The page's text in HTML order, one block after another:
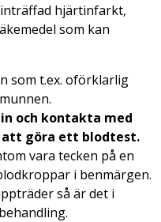
hjärtinfarkt,
som kan
som t.ex. oförklarlig
och kontakta med
göra ett blodtest.
vara tecken på en
i benmärgen.
så är det i